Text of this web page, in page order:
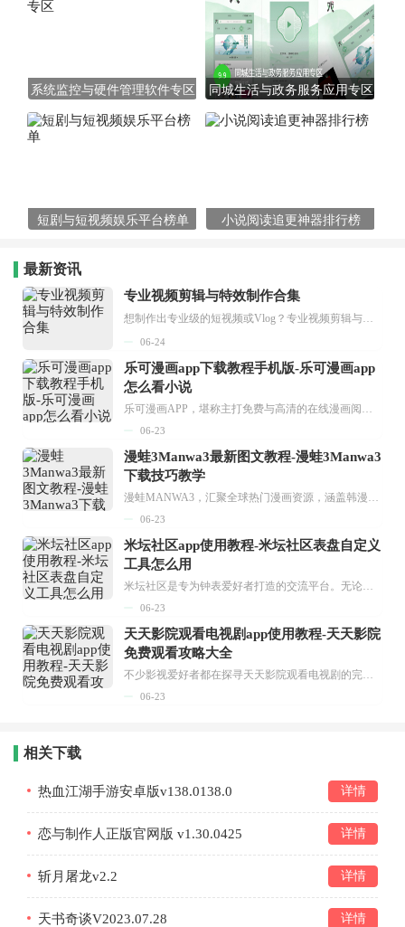
系统监控与硬件管理软件专区 同城生活与政务服务应用专区
短剧与短视频娱乐平台榜单 小说阅读追更神器排行榜
最新资讯
专业视频剪辑与特效制作合集
想制作出专业级的短视频或Vlog？专业视频剪辑与特效制作大全专题为你提供了从剪辑、抠像到特效包装的全套解决方案。无论是添加炫酷的片头、进行精准的视频抠图，还是制...
06-24
乐可漫画app下载教程手机版-乐可漫画app
怎么看小说
乐可漫画APP，堪称主打免费与高清的在线漫画阅读神器。其官方版提供海量完整版漫画资源，无论是国内漫画，还是日漫、韩漫、台漫、美漫等国外漫画，应有尽有，随时供你阅读。只需轻点一下，便能直接进入阅读界面。不仅如此，乐可漫画最新版本更新速度极快，在这里，你总能抢先看到全网一手漫画章节内容！...
06-23
漫蛙3Manwa3最新图文教程-漫蛙3Manwa3
下载技巧教学
漫蛙MANWA3，汇聚全球热门漫画资源，涵盖韩漫、欧美漫画、国漫等多种类型，题材丰富多样，全方位满足用户阅读喜好。它不仅是阅读平台，更是创作平台，为广大用户打造零门槛创作环境。...
06-23
米坛社区app使用教程-米坛社区表盘自定义
工具怎么用
米坛社区是专为钟表爱好者打造的交流平台。无论你是初涉钟表领域的普通爱好者，还是拥有多年收藏经验的资深玩家，都能在此找到属于自己的天地。 无需注册，就能轻松参与其中。通过专业的讨论论坛与丰富的交互功能，你可与世界各地的钟表爱好者畅快交流。若你钟情于钟表，米坛社区无疑是值得一试的理想之选。在这里，你能获取最新的手表资讯，交流见解，提升鉴赏品味，让每一块手表都成为收藏故事中重要的一部分。感兴趣的朋友，不要错过下载机会。...
06-23
天天影院观看电视剧app使用教程-天天影院
免费观看攻略大全
不少影视爱好者都在探寻天天影院观看电视剧的完整方法，结合最新平台使用规则，本篇新手入门攻略全面讲解观看渠道、检索流程、播放设置以及画面模式调整等实用内容。全文适配手机、电脑等主流设备，步骤简洁易懂，无论是初次使用的新手，还是想要优化观影体验的用户，都能参照内容快速上手，熟练掌握平台各项操作技巧，轻松畅享影视内容。...
06-23
相关下载
热血江湖手游安卓版v138.0138.0 详情
恋与制作人正版官网版 v1.30.0425 详情
斩月屠龙v2.2 详情
天书奇谈V2023.07.28 详情